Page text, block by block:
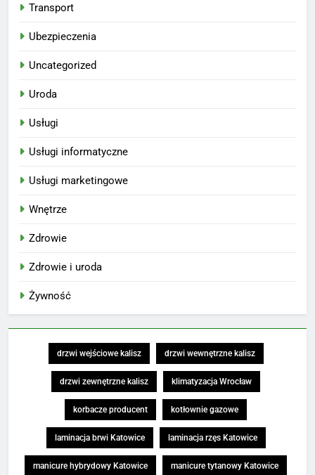
Transport
Ubezpieczenia
Uncategorized
Uroda
Usługi
Usługi informatyczne
Usługi marketingowe
Wnętrze
Zdrowie
Zdrowie i uroda
Żywność
drzwi wejściowe kalisz drzwi wewnętrzne kalisz
drzwi zewnętrzne kalisz klimatyzacja Wrocław
korbacze producent kotłownie gazowe
laminacja brwi Katowice laminacja rzęs Katowice
manicure hybrydowy Katowice manicure tytanowy Katowice